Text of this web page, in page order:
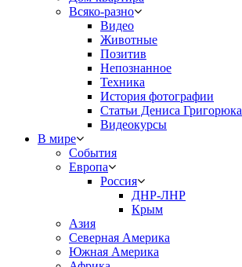
Всяко-разно
Видео
Животные
Позитив
Непознанное
Техника
История фотографии
Статьи Дениса Григорюка
Видеокурсы
В мире
События
Европа
Россия
ДНР-ЛНР
Крым
Азия
Северная Америка
Южная Америка